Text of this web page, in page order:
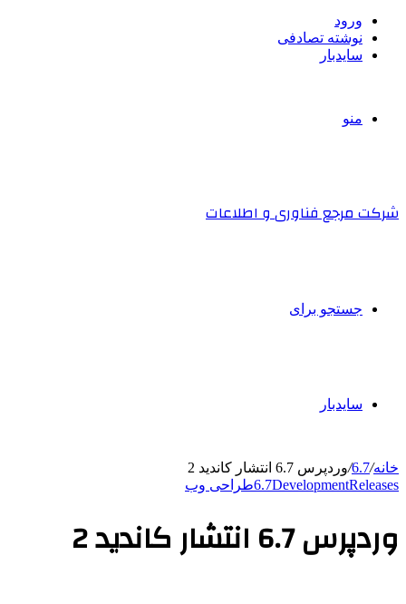
ورود
نوشته تصادفی
سایدبار
منو
شرکت مرجع فناوری و اطلاعات
جستجو برای
سایدبار
خانه/
6.7
/وردپرس 6.7 انتشار کاندید 2
6.7DevelopmentReleases طراحی وب
وردپرس 6.7 انتشار کاندید 2